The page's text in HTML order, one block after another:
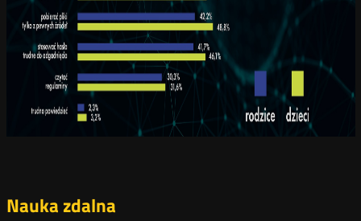
Nauka zdalna